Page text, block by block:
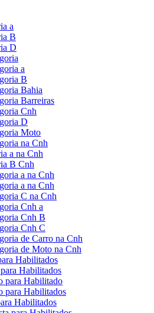
a
B
D
a
B
Bahia
Barreiras
Cnh
D
Moto
na Cnh
a na Cnh
B Cnh
a na Cnh
a na Cnh
C na Cnh
Cnh a
Cnh B
Cnh C
de Carro na Cnh
de Moto na Cnh
Habilitados
Habilitados
para Habilitado
para Habilitados
Habilitados